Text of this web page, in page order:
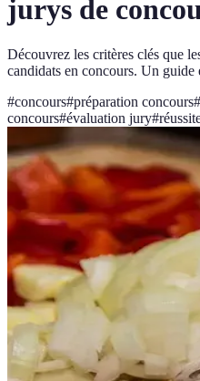
jurys de
Découvrez les critères clés que
candidats en concours. Un guide
#concours#préparation concours#
concours#évaluation jury#